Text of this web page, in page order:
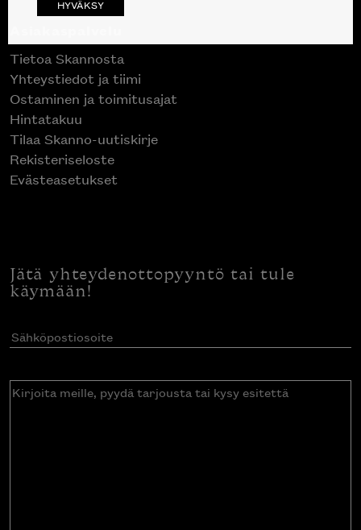
Tietoa Skannosta
Yhteystiedot ja tiimi
Ostaminen ja toimitusajat
Hintatakuu
Tilaa Skanno-uutiskirje
Rekisteriseloste
Evästeasetukset
Jätä yhteydenottopyyntö tai tule
käymään!
Sähköpostiosoite(Pakollinen)
Kirjoita
HYVÄKSY